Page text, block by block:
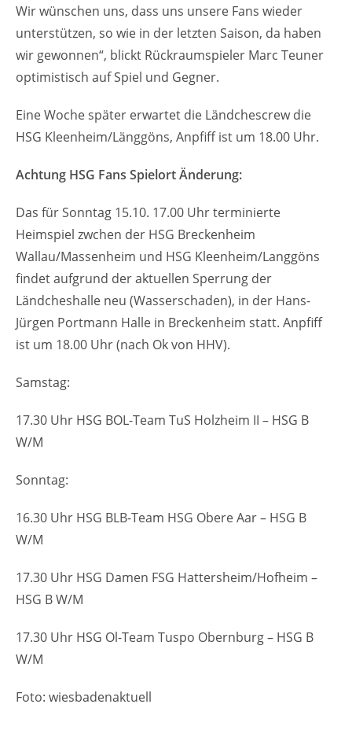
Wir wünschen uns, dass uns unsere Fans wieder
unterstützen, so wie in der letzten Saison, da haben
wir gewonnen“, blickt Rückraumspieler Marc Teuner
optimistisch auf Spiel und Gegner.
Eine Woche später erwartet die Ländchescrew die
HSG Kleenheim/Länggöns, Anpfiff ist um 18.00 Uhr.
Achtung HSG Fans Spielort Änderung:
Das für Sonntag 15.10. 17.00 Uhr terminierte
Heimspiel zwchen der HSG Breckenheim
Wallau/Massenheim und HSG Kleenheim/Langgöns
findet aufgrund der aktuellen Sperrung der
Ländcheshalle neu (Wasserschaden), in der Hans-
Jürgen Portmann Halle in Breckenheim statt. Anpfiff
ist um 18.00 Uhr (nach Ok von HHV).
Samstag:
17.30 Uhr HSG BOL-Team TuS Holzheim II – HSG B
W/M
Sonntag:
16.30 Uhr HSG BLB-Team HSG Obere Aar – HSG B
W/M
17.30 Uhr HSG Damen FSG Hattersheim/Hofheim –
HSG B W/M
17.30 Uhr HSG Ol-Team Tuspo Obernburg – HSG B
W/M
Foto: wiesbadenaktuell